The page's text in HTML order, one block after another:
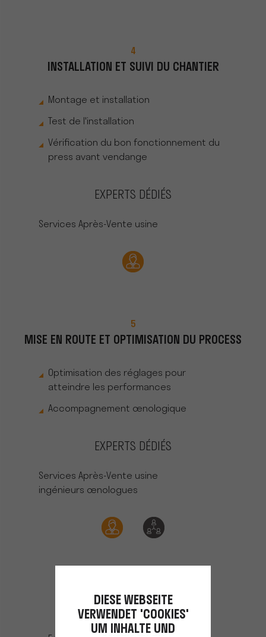
4
INSTALLATION ET SUIVI DU CHANTIER
Montage et installation
Test de l'installation
Vérification du bon fonctionnement du
press avant vendange
EXPERTS DÉDIÉS
Services Après-Vente usine
5
MISE EN ROUTE ET OPTIMISATION DU PROCESS
Optimisation des réglages pour
atteindre les performances
Accompagnement œnologique
EXPERTS DÉDIÉS
Services Après-Vente usine
ingénieurs œnologues
MAINTENANCE ET DÉPANNAGE
DIESE WEBSEITE
VERWENDET 'COOKIES'
UM INHALTE UND